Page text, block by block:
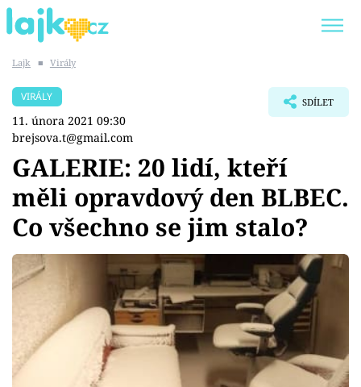
SHOPAHOLICADEL
Témata
Showbyznys
Youtubeři
Virály
Sex a vztahy
Lajk ■ Virály
VIRÁLY
11. února 2021 09:30
brejsova.t@gmail.com
SDÍLET
GALERIE: 20 lidí, kteří
měli opravdový den BLBEC.
Co všechno se jim stalo?